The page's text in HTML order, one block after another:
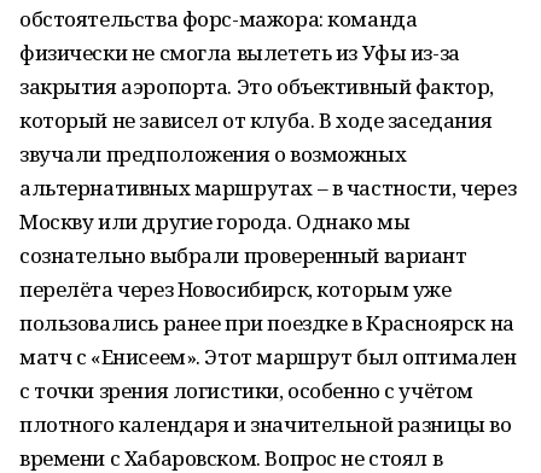
обстоятельства форс-мажора: команда
физически не смогла вылететь из Уфы из-за
закрытия аэропорта. Это объективный фактор,
который не зависел от клуба. В ходе заседания
звучали предположения о возможных
альтернативных маршрутах – в частности, через
Москву или другие города. Однако мы
сознательно выбрали проверенный вариант
перелёта через Новосибирск, которым уже
пользовались ранее при поездке в Красноярск на
матч с «Енисеем». Этот маршрут был оптимален
с точки зрения логистики, особенно с учётом
плотного календаря и значительной разницы во
времени с Хабаровском. Вопрос не стоял в